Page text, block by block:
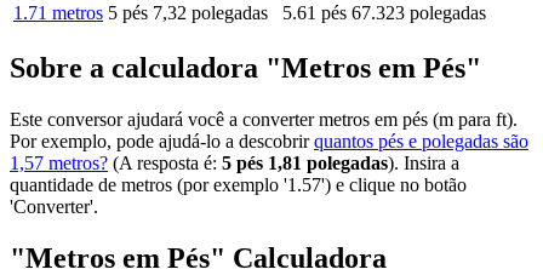
1.71 metros 5 pés 7,32 polegadas 5.61 pés 67.323 polegadas
Sobre a calculadora "Metros em Pés"
Este conversor ajudará você a converter metros em pés (m para ft).
Por exemplo, pode ajudá-lo a descobrirquantos pés e polegadas são
1,57 metros? (A resposta é: 5 pés 1,81 polegadas). Insira a
quantidade de metros (por exemplo '1.57') e clique no botão
'Converter'.
"Metros em Pés" Calculadora